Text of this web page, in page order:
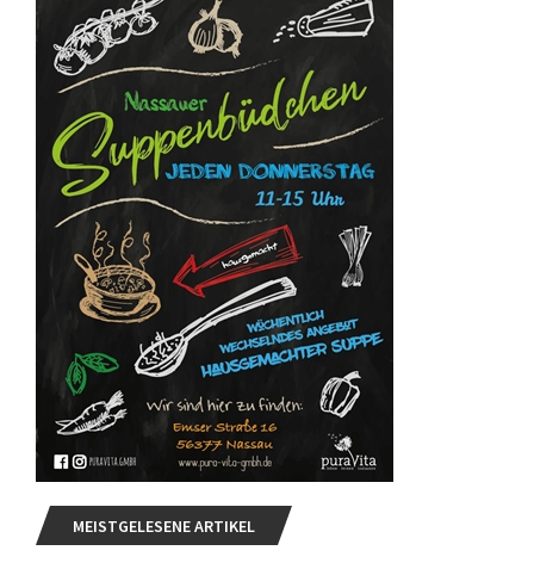
MEISTGELESENE ARTIKEL